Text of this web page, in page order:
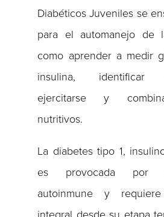
Diabéticos Juveniles se
para el automanejo de
como aprender a medir
insulina, identificar
ejercitarse y
nutritivos.
La diabetes tipo 1,
es provocada por
autoinmune y